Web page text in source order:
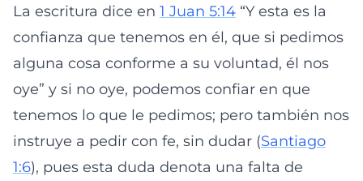
La escritura dice en 1 Juan 5:14 “Y esta es la
confianza que tenemos en él, que si pedimos
alguna cosa conforme a su voluntad, él nos
oye” y si no oye, podemos confiar en que
tenemos lo que le pedimos; pero también nos
instruye a pedir con fe, sin dudar (Santiago
1:6), pues esta duda denota una falta de